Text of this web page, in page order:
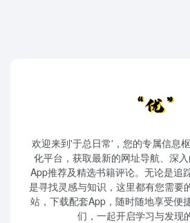
欢迎来到'于总日常'，您的专属信息
化平台，获取最新的网址导航、深
App推荐及精选书籍评论。无论是追
是寻找灵感与知识，这里都有您需要
站，下载配套App，随时随地享受便
们，一起开启学习与发现